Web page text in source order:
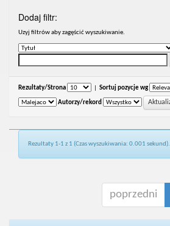
Dodaj filtr:
Uzyj filtrów aby zagęścić wyszukiwanie.
Rezultaty/Strona Sortuj pozycje wg
Autorzy/rekord
Rezultaty 1-1 z 1 (Czas wyszukiwania: 0.001 sekund).
poprzedni